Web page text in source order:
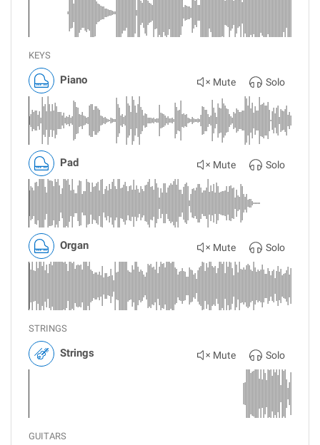
KEYS
Piano Mute Solo
Pad Mute Solo
Organ Mute Solo
STRINGS
Strings Mute Solo
GUITARS